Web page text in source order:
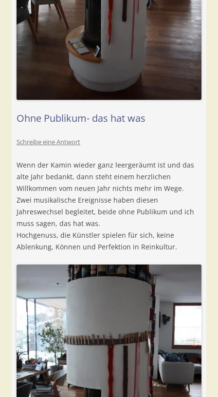
Ohne Publikum- das hat was
Schreibe eine Antwort
Wenn der Kamin wieder ganz leergeräumt ist und das
alte Jahr bedankt, dann steht einem herzlichen
Willkommen vom neuen Jahr nichts mehr im Wege.
Zwei musikalische Ereignisse haben diesen
Jahreswechsel begleitet, beide ohne Publikum und ich
muss sagen, das hat was.
Hochgenuss, die Künstler spielen für sich, keine
Ablenkung, Können und Perfektion in Reinkultur.